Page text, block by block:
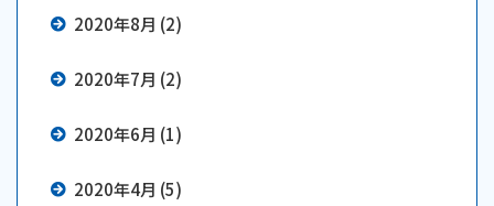
2020年8月 (2)
2020年7月 (2)
2020年6月 (1)
2020年4月 (5)